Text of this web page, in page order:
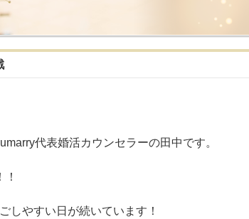
代表婚活カウンセラーの田中です。
しやすい日が続いています！